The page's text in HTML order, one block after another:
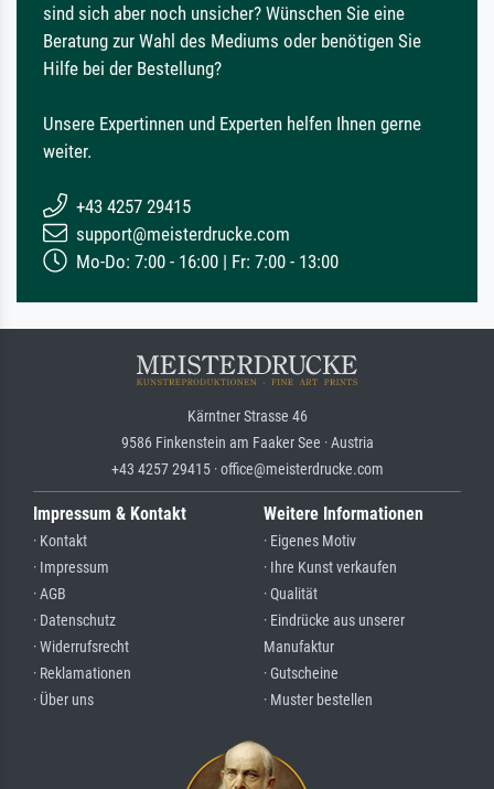
sind sich aber noch unsicher? Wünschen Sie eine
Beratung zur Wahl des Mediums oder benötigen Sie
Hilfe bei der Bestellung?
Unsere Expertinnen und Experten helfen Ihnen gerne
weiter.
+43 4257 29415
support@meisterdrucke.com
Mo-Do: 7:00 - 16:00 | Fr: 7:00 - 13:00
Kärntner Strasse 46
9586 Finkenstein am Faaker See · Austria
+43 4257 29415 · office@meisterdrucke.com
Impressum & Kontakt
· Kontakt
· Impressum
· AGB
· Datenschutz
· Widerrufsrecht
· Reklamationen
· Über uns
Weitere Informationen
· Eigenes Motiv
· Ihre Kunst verkaufen
· Qualität
· Eindrücke aus unserer
Manufaktur
· Gutscheine
· Muster bestellen